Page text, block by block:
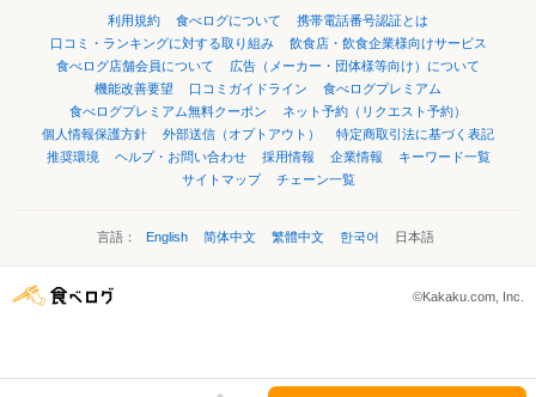
利用規約 食べログについて
携帯電話番号認証とは
口コミ・ランキングに対する取り組み
飲食店・飲食企業様向けサービス
食べログ店舗会員について
広告（メーカー・団体様等向け）について
機能改善要望
口コミガイドライン
食べログプレミアム
食べログプレミアム無料クーポン
ネット予約（リクエスト予約）
個人情報保護方針
外部送信（オプトアウト）
特定商取引法に基づく表記
推奨環境
ヘルプ・お問い合わせ 採用情報 企業情報
キーワード一覧
サイトマップ
チェーン一覧
言語： English 简体中文 繁體中文 한국어 日本語
©Kakaku.com, Inc.